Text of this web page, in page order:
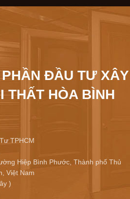
ĐẦU TƯ XÂY
THẤT HÒA BÌNH
TPHCM
Hiệp Bình Phước, Thành phố Thủ
Việt Nam
)